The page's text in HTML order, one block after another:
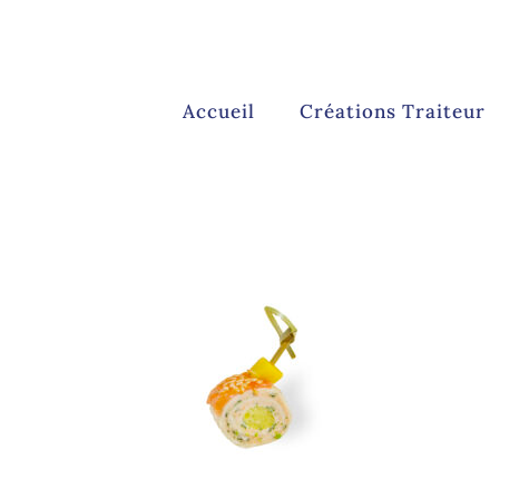
Accueil Créations Traiteur